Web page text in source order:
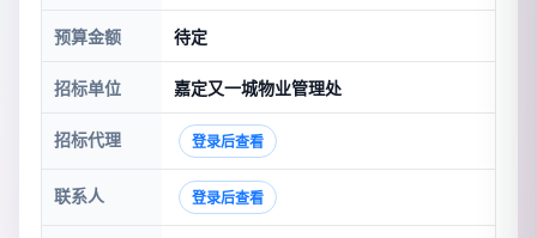
预算金额 待定
招标单位 嘉定又一城物业管理处
招标代理 登录后查看
联系人 登录后查看